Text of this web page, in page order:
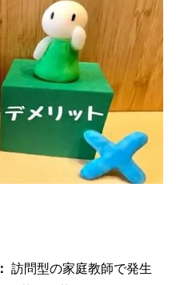
訪問型の家庭教師で発生